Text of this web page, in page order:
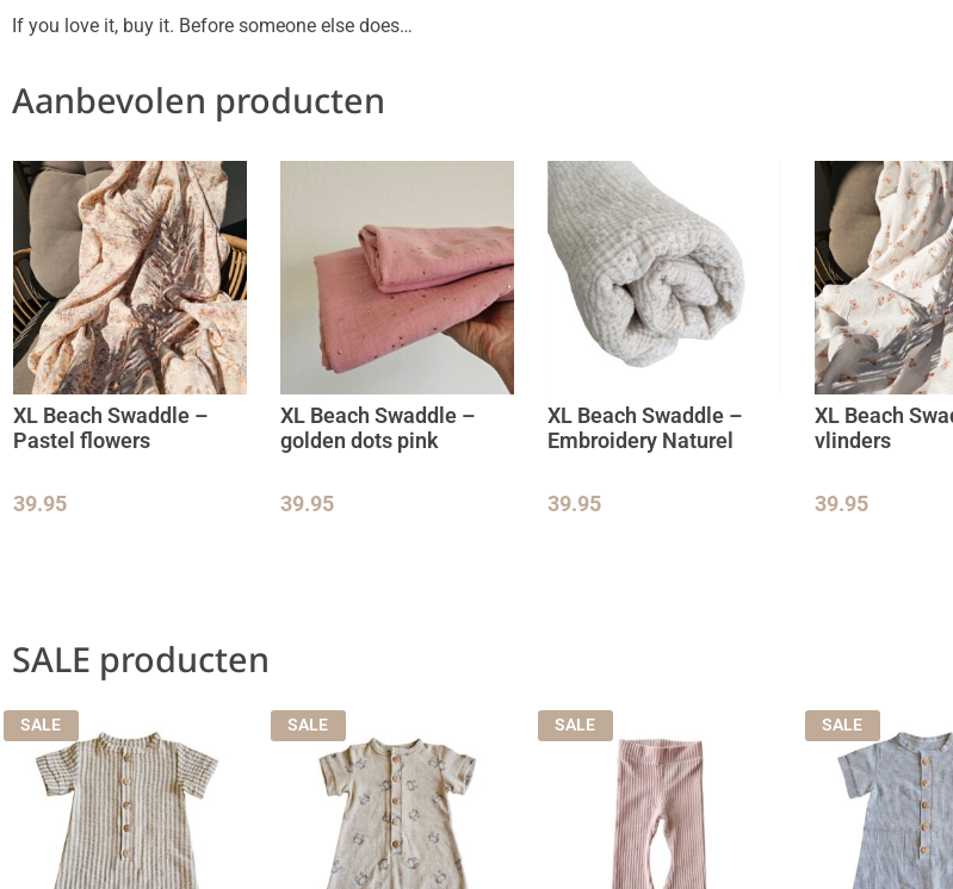
If you love it, buy it. Before someone else does…
Aanbevolen producten
XL Beach Swaddle –
Pastel flowers
39.95
XL Beach Swaddle –
golden dots pink
39.95
XL Beach Swaddle –
Embroidery Naturel
39.95
XL Beach
vlinders
39.95
SALE producten
SALE SALE SALE SALE